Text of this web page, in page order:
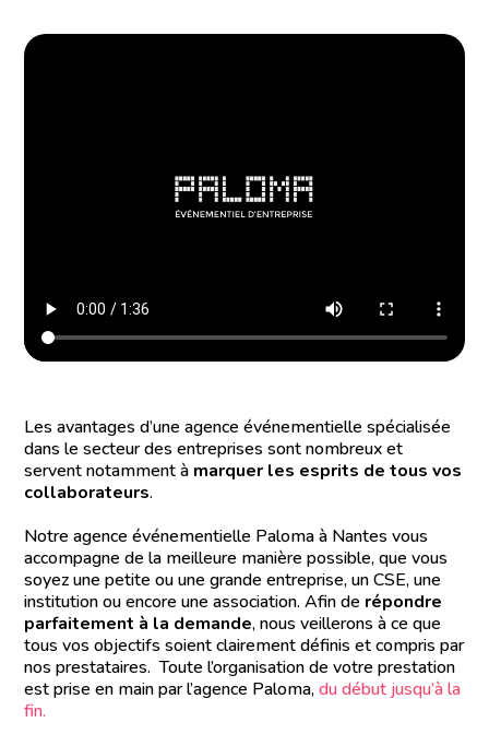
Les avantages d’une agence événementielle spécialisée
dans le secteur des entreprises sont nombreux et
servent notamment à marquer les esprits de tous vos
collaborateurs.
Notre agence événementielle Paloma à Nantes vous
accompagne de la meilleure manière possible, que vous
soyez une petite ou une grande entreprise, un CSE, une
institution ou encore une association. Afin de répondre
parfaitement à la demande, nous veillerons à ce que
tous vos objectifs soient clairement définis et compris par
nos prestataires. Toute l’organisation de votre prestation
est prise en main par l’agence Paloma,du début jusqu’à la
fin.